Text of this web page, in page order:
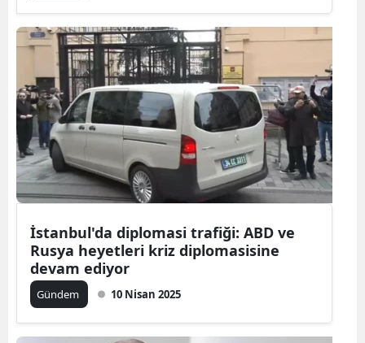
İstanbul'da diplomasi trafiği: ABD ve
Rusya heyetleri kriz diplomasisine
devam ediyor
Gündem 10 Nisan 2025